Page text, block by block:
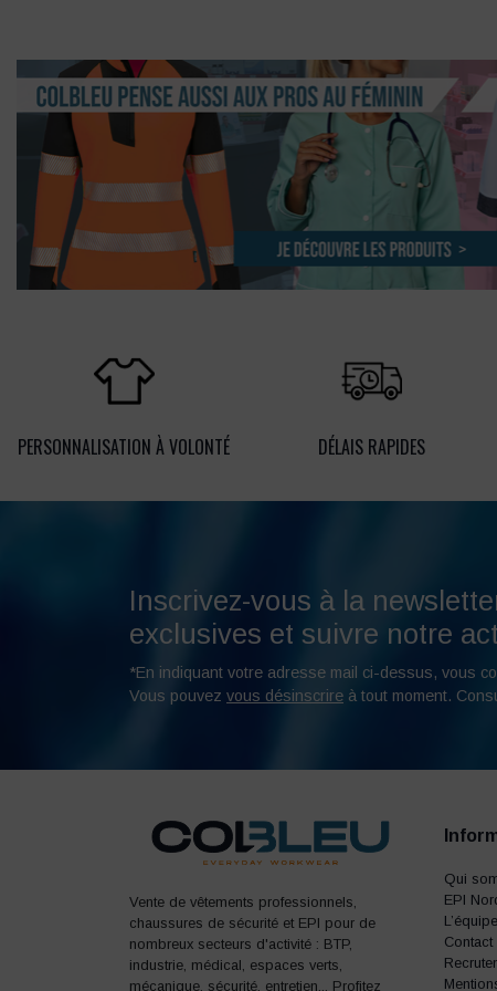
PERSONNALISATION À VOLONTÉ DÉLAIS RAPIDES
Inscrivez-vous à la
exclusives et suivre notre
*En indiquant votre adresse mail ci-dessus, vous
Vous pouvez vous désinscrire à tout moment.
Vente de vêtements professionnels,
chaussures de sécurité et EPI pour de
nombreux secteurs d'activité : BTP,
industrie, médical, espaces verts,
mécanique, sécurité, entretien... Profitez
Qui
EPI
L’équipe
Contact